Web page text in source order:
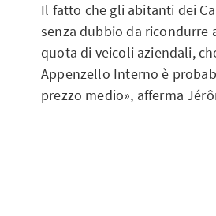
Il fatto che gli abitanti dei
senza dubbio da
quota di veicoli aziendali,
Appenzello Interno è
prezzo medio», afferma